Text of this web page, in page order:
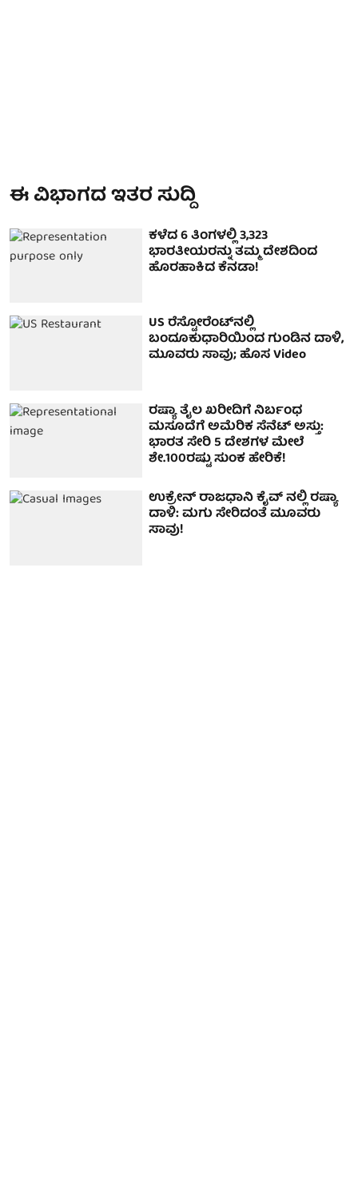
ಈ ವಿಭಾಗದ ಇತರ ಸುದ್ದಿ
ಕಳೆದ 6 ತಿಂಗಳಲ್ಲಿ 3,323
ಭಾರತೀಯರನ್ನು ತಮ್ಮ ದೇಶದಿಂದ
ಹೊರಹಾಕಿದ ಕೆನಡಾ!
US ರೆಸ್ಟೋರೆಂಟ್‌ನಲ್ಲಿ
ಬಂದೂಕುಧಾರಿಯಿಂದ ಗುಂಡಿನ ದಾಳಿ,
ಮೂವರು ಸಾವು; ಹೊಸ Video
ರಷ್ಯಾ ತೈಲ ಖರೀದಿಗೆ ನಿರ್ಬಂಧ
ಮಸೂದೆಗೆ ಅಮೆರಿಕ ಸೆನೆಟ್ ಅಸ್ತು:
ಭಾರತ ಸೇರಿ 5 ದೇಶಗಳ ಮೇಲೆ
ಶೇ.100ರಷ್ಟು ಸುಂಕ ಹೇರಿಕೆ!
ಉಕ್ರೇನ್ ರಾಜಧಾನಿ ಕೈವ್ ನಲ್ಲಿ ರಷ್ಯಾ
ದಾಳಿ: ಮಗು ಸೇರಿದಂತೆ ಮೂವರು
ಸಾವು!